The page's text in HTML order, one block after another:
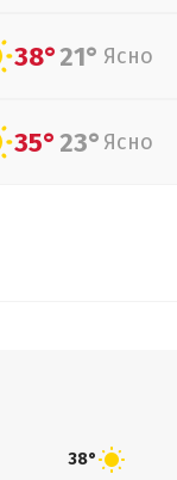
38°21° Ясно
35°23° Ясно
38°